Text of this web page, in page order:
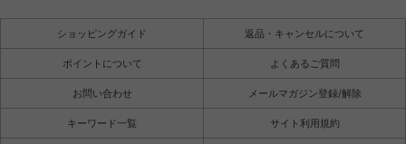
ショッピングガイド 返品・キャンセルについて
ポイントについて よくあるご質問
お問い合わせ メールマガジン登録/解除
キーワード一覧 サイト利用規約